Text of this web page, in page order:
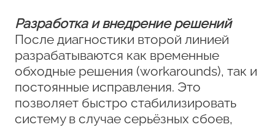
Разработка и внедрение решений
После диагностики второй линией
разрабатываются как временные
обходные решения (workarounds), так и
постоянные исправления. Это
позволяет быстро стабилизировать
систему в случае серьёзных сбоев,